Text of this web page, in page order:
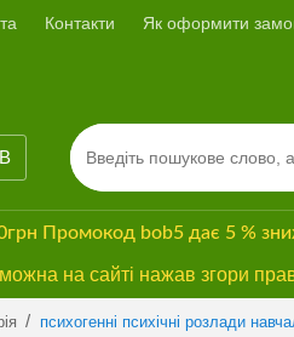
Контакти Як оформити
Промокод bob5 дає 5 %
на сайті нажав згори
/ психогенні психічні розлади